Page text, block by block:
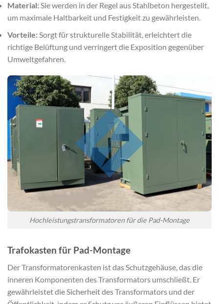
Material:Sie werden in der Regel aus Stahlbeton hergestellt,
um maximale Haltbarkeit und Festigkeit zu gewährleisten.
Vorteile:Sorgt für strukturelle Stabilität, erleichtert die
richtige Belüftung und verringert die Exposition gegenüber
Umweltgefahren.
Hochleistungstransformatoren für die Pad-Montage
Trafokasten für Pad-Montage
Der Transformatorenkasten ist das Schutzgehäuse, das die
inneren Komponenten des Transformators umschließt. Er
gewährleistet die Sicherheit des Transformators und der